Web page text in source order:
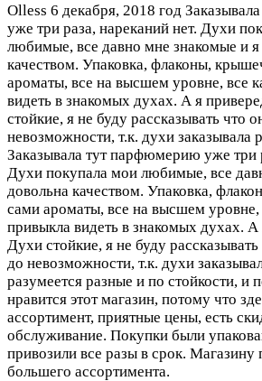
Olless 6 декабря, 2018 год
уже три раза, нареканий нет. Духи
любимые, все давно мне знакомые и я
качеством. Упаковка, флаконы,
ароматы, все на высшем уровне, все
видеть в знакомых духах. А я
стойкие, я не буду рассказывать что
невозможности, т.к. духи
Заказывала тут парфюмерию уже три
Духи покупала мои любимые, все
довольна качеством. Упаковка,
сами ароматы, все на высшем уровне,
привыкла видеть в знакомых духах. А
Духи стойкие, я не буду
до невозможности, т.к. духи
разумеется разные и по стойкости,
нравится этот магазин, потому что
ассортимент, приятные цены, есть
обслуживание. Покупки были
привозили все разы в срок. Магазину
большего ассортимента.